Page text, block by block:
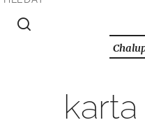
karta